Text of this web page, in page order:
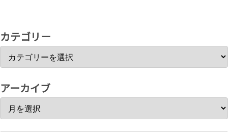
カテゴリー
アーカイブ